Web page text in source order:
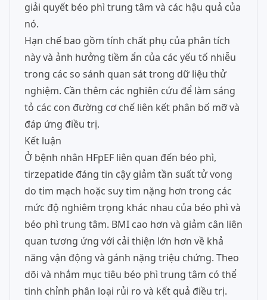
giải quyết béo phì trung tâm và các hậu quả của
nó.
Hạn chế bao gồm tính chất phụ của phân tích
này và ảnh hưởng tiềm ẩn của các yếu tố nhiễu
trong các so sánh quan sát trong dữ liệu thử
nghiệm. Cần thêm các nghiên cứu để làm sáng
tỏ các con đường cơ chế liên kết phân bố mỡ và
đáp ứng điều trị.
Kết luận
Ở bệnh nhân HFpEF liên quan đến béo phì,
tirzepatide đáng tin cậy giảm tần suất tử vong
do tim mạch hoặc suy tim nặng hơn trong các
mức độ nghiêm trọng khác nhau của béo phì và
béo phì trung tâm. BMI cao hơn và giảm cân liên
quan tương ứng với cải thiện lớn hơn về khả
năng vận động và gánh nặng triệu chứng. Theo
dõi và nhắm mục tiêu béo phì trung tâm có thể
tinh chỉnh phân loại rủi ro và kết quả điều trị.